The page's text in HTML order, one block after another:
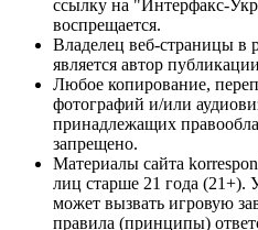
ссылку на "Интерфакс-
воспрещается.
Владелец веб-страницы в
является автор
Любое копирование,
фотографий и/или
принадлежащих
запрещено.
Материалы сайта
лиц старше 21 года (21+).
может вызвать игровую
правила (принципы)